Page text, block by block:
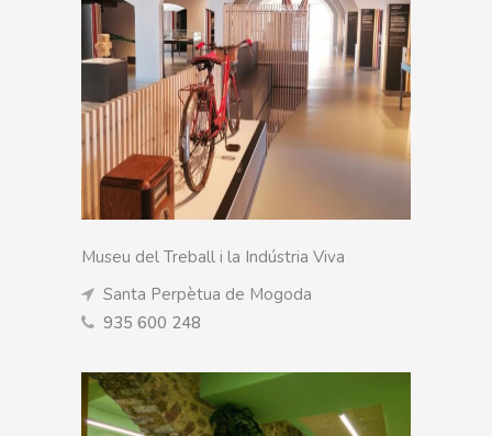
Museu del Treball i la Indústria Viva
Santa Perpètua de Mogoda
935 600 248